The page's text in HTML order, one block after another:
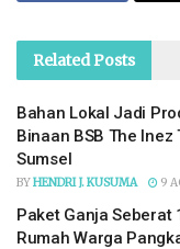
RelatedPosts
Bahan Lokal Jadi
Binaan BSB The Inez
Sumsel
BYHENDRI J. KUSUMA 9
Paket Ganja Seberat
Rumah Warga